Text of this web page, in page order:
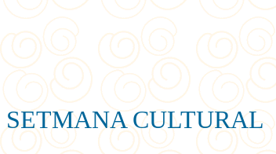
SETMANA CULTURAL